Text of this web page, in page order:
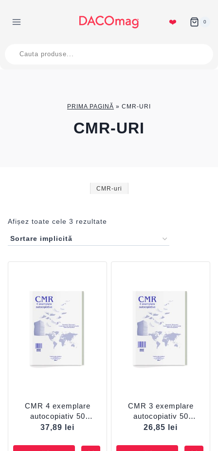
content
❤️ 0
search
PRIMA PAGINĂ » CMR-URI
CMR-URI
Afișez toate cele 3 rezultate
CMR 4 exemplare
autocopiativ 50
seturi/carnet 200 file
37,89 lei
CMR 3 exemplare
autocopiativ 50
seturi/carnet, 150 file
26,85 lei
CMR-uri